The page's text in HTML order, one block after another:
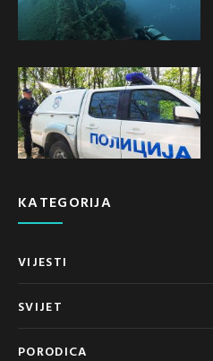
KATEGORIJA
VIJESTI
SVIJET
PORODICA